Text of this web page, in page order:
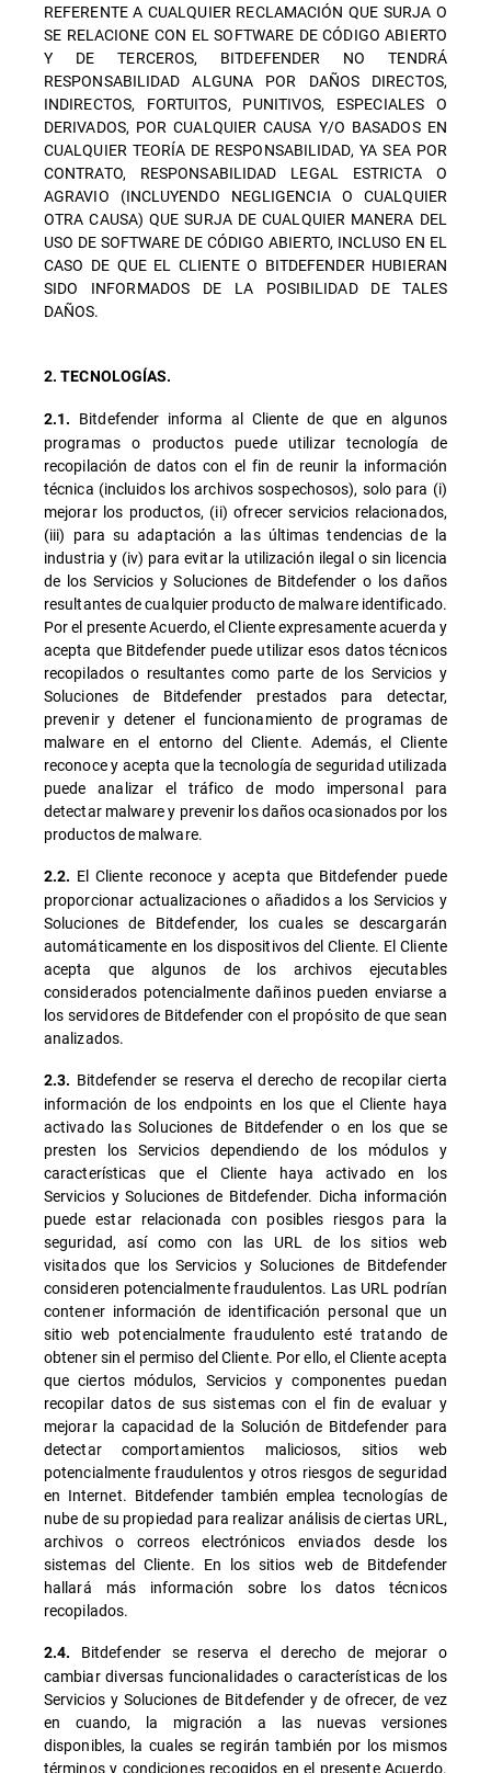
REFERENTE A CUALQUIER RECLAMACIÓN QUE SURJA O
SE RELACIONE CON EL SOFTWARE DE CÓDIGO ABIERTO
Y DE TERCEROS, BITDEFENDER NO TENDRÁ
RESPONSABILIDAD ALGUNA POR DAÑOS DIRECTOS,
INDIRECTOS, FORTUITOS, PUNITIVOS, ESPECIALES O
DERIVADOS, POR CUALQUIER CAUSA Y/O BASADOS EN
CUALQUIER TEORÍA DE RESPONSABILIDAD, YA SEA POR
CONTRATO, RESPONSABILIDAD LEGAL ESTRICTA O
AGRAVIO (INCLUYENDO NEGLIGENCIA O CUALQUIER
OTRA CAUSA) QUE SURJA DE CUALQUIER MANERA DEL
USO DE SOFTWARE DE CÓDIGO ABIERTO, INCLUSO EN EL
CASO DE QUE EL CLIENTE O BITDEFENDER HUBIERAN
SIDO INFORMADOS DE LA POSIBILIDAD DE TALES
DAÑOS.
2. TECNOLOGÍAS.
2.1.
Bitdefender informa al Cliente de que en algunos
programas o productos puede utilizar tecnología de
recopilación de datos con el fin de reunir la información
técnica (incluidos los archivos sospechosos), solo para (i)
mejorar los productos, (ii) ofrecer servicios relacionados,
(iii) para su adaptación a las últimas tendencias de la
industria y (iv) para evitar la utilización ilegal o sin licencia
de los Servicios y Soluciones de Bitdefender o los daños
resultantes de cualquier producto de malware identificado.
Por el presente Acuerdo, el Cliente expresamente acuerda y
acepta que Bitdefender puede utilizar esos datos técnicos
recopilados o resultantes como parte de los Servicios y
Soluciones de Bitdefender prestados para detectar,
prevenir y detener el funcionamiento de programas de
malware en el entorno del Cliente. Además, el Cliente
reconoce y acepta que la tecnología de seguridad utilizada
puede analizar el tráfico de modo impersonal para
detectar malware y prevenir los daños ocasionados por los
productos de malware.
2.2. El Cliente reconoce y acepta que Bitdefender puede
proporcionar actualizaciones o añadidos a los Servicios y
Soluciones de Bitdefender, los cuales se descargarán
automáticamente en los dispositivos del Cliente. El Cliente
acepta que algunos de los archivos ejecutables
considerados potencialmente dañinos pueden enviarse a
los servidores de Bitdefender con el propósito de que sean
analizados.
2.3. Bitdefender se reserva el derecho de recopilar cierta
información de los endpoints en los que el Cliente haya
activado las Soluciones de Bitdefender o en los que se
presten los Servicios dependiendo de los módulos y
características que el Cliente haya activado en los
Servicios y Soluciones de Bitdefender. Dicha información
puede estar relacionada con posibles riesgos para la
seguridad, así como con las URL de los sitios web
visitados que los Servicios y Soluciones de Bitdefender
consideren potencialmente fraudulentos. Las URL podrían
contener información de identificación personal que un
sitio web potencialmente fraudulento esté tratando de
obtener sin el permiso del Cliente. Por ello, el Cliente acepta
que ciertos módulos, Servicios y componentes puedan
recopilar datos de sus sistemas con el fin de evaluar y
mejorar la capacidad de la Solución de Bitdefender para
detectar comportamientos maliciosos, sitios web
potencialmente fraudulentos y otros riesgos de seguridad
en Internet. Bitdefender también emplea tecnologías de
nube de su propiedad para realizar análisis de ciertas URL,
archivos o correos electrónicos enviados desde los
sistemas del Cliente. En los sitios web de Bitdefender
hallará más información sobre los datos técnicos
recopilados.
2.4.
Bitdefender se reserva el derecho de mejorar o
cambiar diversas funcionalidades o características de los
Servicios y Soluciones de Bitdefender y de ofrecer, de vez
en cuando, la migración a las nuevas versiones
disponibles, la cuales se regirán también por los mismos
términos y condiciones recogidos en el presente Acuerdo.